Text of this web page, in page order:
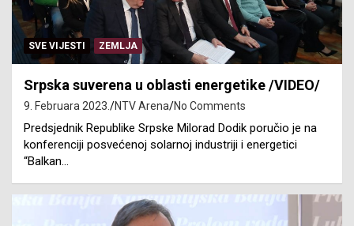
SVE VIJESTI ZEMLJA
Srpska suverena u oblasti energetike /VIDEO/
9. Februara 2023. NTV Arena No Comments
Predsjednik Republike Srpske Milorad Dodik poručio je na
konferenciji posvećenoj solarnoj industriji i energetici
“Balkan…